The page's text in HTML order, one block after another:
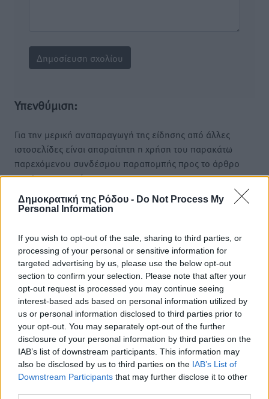
Δημοκρατική της Ρόδου - Do Not Process My
Personal Information
If you wish to opt-out of the sale, sharing to third parties, or
processing of your personal or sensitive information for
targeted advertising by us, please use the below opt-out
section to confirm your selection. Please note that after your
opt-out request is processed you may continue seeing
interest-based ads based on personal information utilized by
us or personal information disclosed to third parties prior to
your opt-out. You may separately opt-out of the further
disclosure of your personal information by third parties on the
IAB’s list of downstream participants. This information may
also be disclosed by us to third parties on the IAB’s List of
Downstream Participants that may further disclose it to other
Υπενθύμιση:
Για την μερική αναπαραγωγή της είδησης από άλλες
ιστοσελίδες είναι απαραίτητη η χρήση του παρακάτω
παρεχόμενου συνδέσμου παραπομπής προς το άρθρο
της Δημοκρατικής.
o καιρός τώρα:
αίθριος καιρός
57%
13km/h
Δ-ΒΔ
29 °/31
06:20
20:04